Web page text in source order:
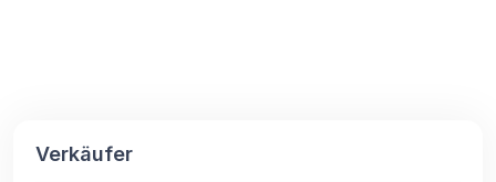
Verkäufer